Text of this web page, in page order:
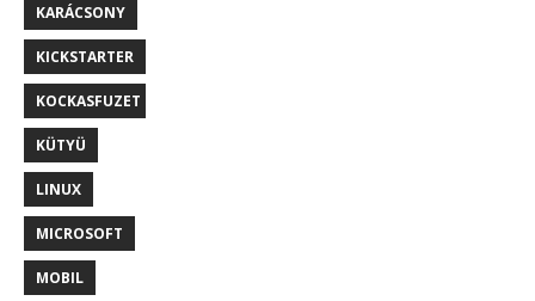
KARÁCSONY
KICKSTARTER
KOCKASFUZET
KÜTYÜ
LINUX
MICROSOFT
MOBIL